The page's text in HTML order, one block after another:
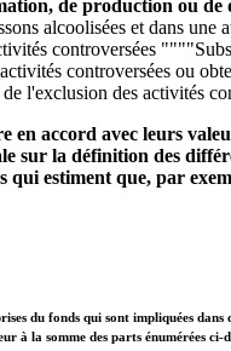
de production ou
alcoolisées et dans
controversées
controversées ou
l'exclusion des activités
accord avec leurs
la définition des
estiment que, par
du fonds qui sont impliquées
à la somme des parts énumérées ci-